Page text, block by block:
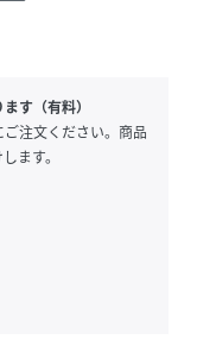
す（有料）
注文ください。商品
ます。